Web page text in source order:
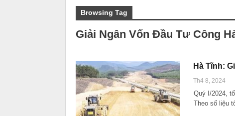
Browsing Tag
Giải Ngân Vốn Đầu Tư Công
Hà Tĩnh:
Th4 8, 2024
Quý I/2024,
Theo số liệu
Tổng Bí thư, Chủ tịch nước
đổi tư duy bằng cấp sang